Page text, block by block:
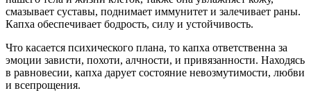
смазывает суставы, поднимает иммунитет и залечивает раны.
Капха обеспечивает бодрость, силу и устойчивость.
Что касается психического плана, то капха ответственна за
эмоции зависти, похоти, алчности, и привязанности. Находясь
в равновесии, капха дарует состояние невозмутимости, любви
и всепрощения.